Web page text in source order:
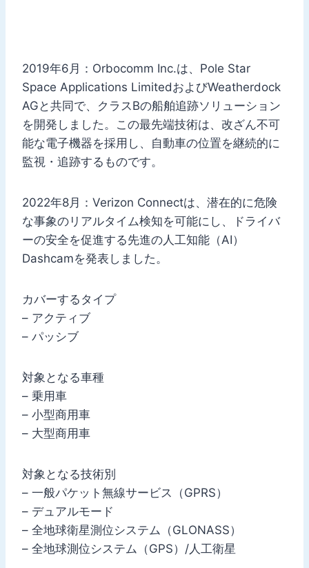
2019年6月：Orbocomm Inc.は、Pole Star
Space Applications LimitedおよびWeatherdock
AGと共同で、クラスBの船舶追跡ソリューション
を開発しました。この最先端技術は、改ざん不可
能な電子機器を採用し、自動車の位置を継続的に
監視・追跡するものです。
2022年8月：Verizon Connectは、潜在的に危険
な事象のリアルタイム検知を可能にし、ドライバ
ーの安全を促進する先進の人工知能（AI）
Dashcamを発表しました。
カバーするタイプ
– アクティブ
– パッシブ
対象となる車種
– 乗用車
– 小型商用車
– 大型商用車
対象となる技術別
– 一般パケット無線サービス（GPRS）
– デュアルモード
– 全地球衛星測位システム（GLONASS）
– 全地球測位システム（GPS）/人工衛星